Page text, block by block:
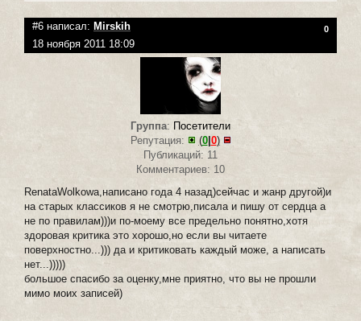
#6 написал: Mirskih 0
18 ноября 2011 18:09
Группа: Посетители
Репутация:
(0| 0)
Публикаций: 11
Комментариев: 10
RenataWolkowa,написано года 4 назад)сейчас и жанр другой)и
на старых классиков я не смотрю,писала и пишу от сердца а
не по правилам)))и по-моему все предельно понятно,хотя
здоровая критика это хорошо,но если вы читаете
поверхностно...))) да и критиковать каждый може, а написать
нет...)))))
большое спасибо за оценку,мне приятно, что вы не прошли
мимо моих записей)